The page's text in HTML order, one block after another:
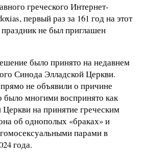
греческого Интернет-
первый раз за 161 год на этот
не был приглашен
было принято на недавнем
Синода Элладской Церкви.
не объявили о причине
было многими воспринято как
Церкви на принятие греческим
об однополых «браках» и
парами в
года.